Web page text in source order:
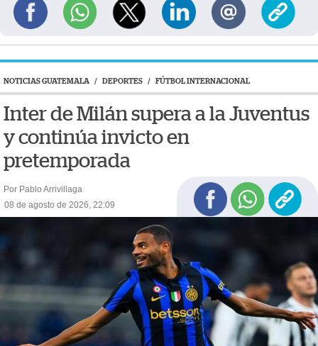
NOTICIAS GUATEMALA / DEPORTES / FÚTBOL INTERNACIONAL
Inter de Milán supera a la Juventus
y continúa invicto en
pretemporada
Por Pablo Arrivillaga
08 de agosto de 2026, 22:09